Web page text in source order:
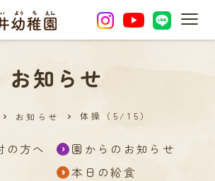
お知らせ
お知らせ 体操（5/15）
の方へ
園からのお知らせ
本日の給食